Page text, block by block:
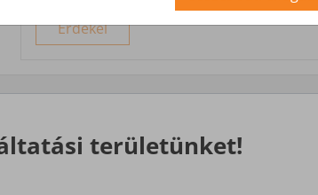
Érdekel
területünket!